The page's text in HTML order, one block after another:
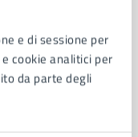
e di sessione per
cookie analitici per
da parte degli